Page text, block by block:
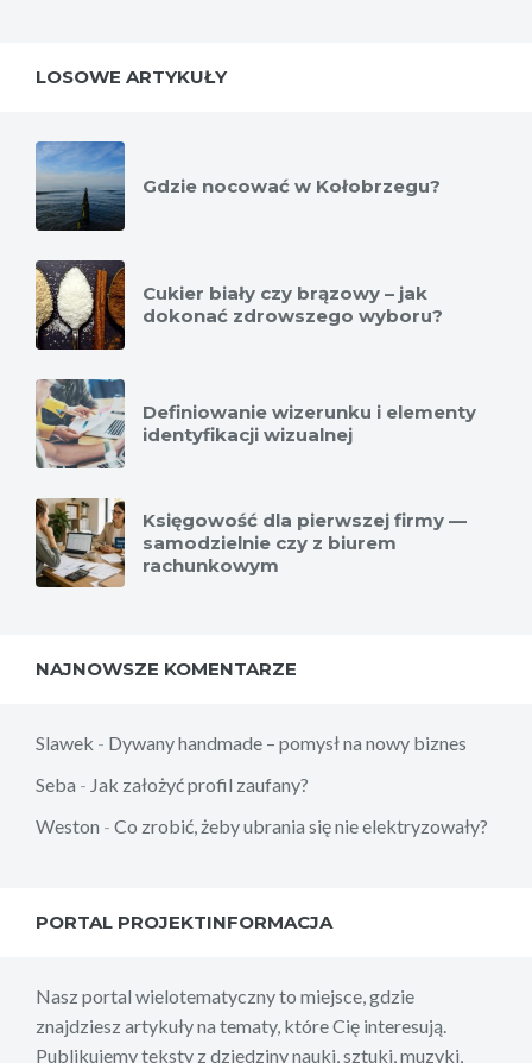
LOSOWE ARTYKUŁY
Gdzie nocować w Kołobrzegu?
Cukier biały czy brązowy – jak
dokonać zdrowszego wyboru?
Definiowanie wizerunku i elementy
identyfikacji wizualnej
Księgowość dla pierwszej firmy —
samodzielnie czy z biurem
rachunkowym
NAJNOWSZE KOMENTARZE
Slawek - Dywany handmade – pomysł na nowy biznes
Seba - Jak założyć profil zaufany?
Weston - Co zrobić, żeby ubrania się nie elektryzowały?
PORTAL PROJEKTINFORMACJA
Nasz portal wielotematyczny to miejsce, gdzie
znajdziesz artykuły na tematy, które Cię interesują.
Publikujemy teksty z dziedziny nauki, sztuki, muzyki,